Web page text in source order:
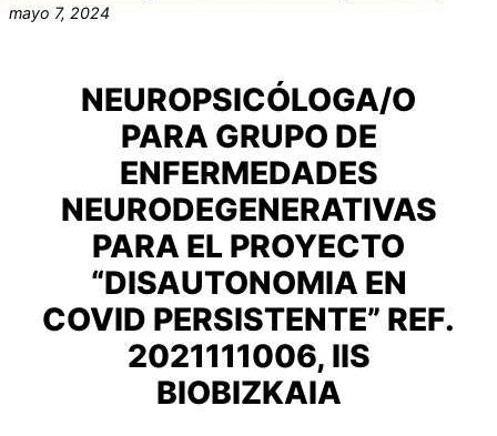
mayo 7, 2024
NEUROPSICÓLOGA/O
PARA GRUPO DE
ENFERMEDADES
NEURODEGENERATIVAS
PARA EL PROYECTO
“DISAUTONOMIA EN
COVID PERSISTENTE” REF.
2021111006, IIS
BIOBIZKAIA